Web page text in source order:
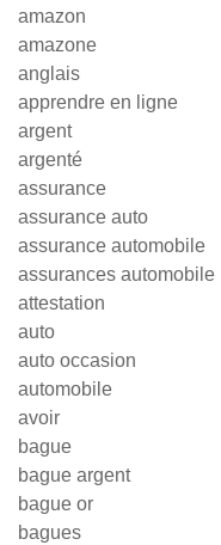
amazon
amazone
anglais
apprendre en ligne
argent
argenté
assurance
assurance auto
assurance automobile
assurances automobile
attestation
auto
auto occasion
automobile
avoir
bague
bague argent
bague or
bagues